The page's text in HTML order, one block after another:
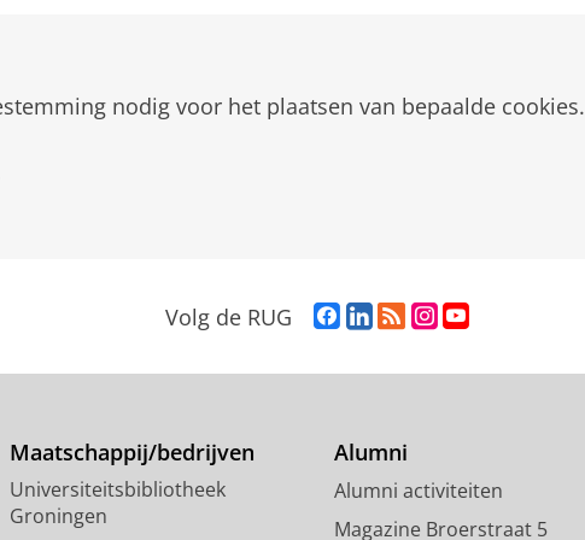
nodig voor het plaatsen van bepaalde cookies.
Volg de RUG
F
c
o
o
k
p
L
n
d
n
-
R
S
e
d
R
I
s
a
m
u
e
-
k
Maatschappij/bedrijven
Universiteitsbibliotheek
Groningen
Alumni
Alumni activiteiten
Magazine Broerstraat 5